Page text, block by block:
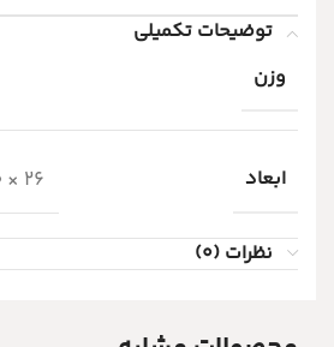
توضیحات تکمیلی
وزن
ابعاد 26 × 20 × 0.5 سانتیمتر
نظرات (0)